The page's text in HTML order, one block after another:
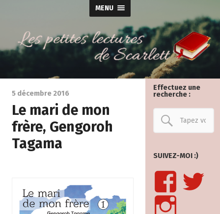
MENU
Effectuez une
recherche :
SUIVEZ-MOI :)
5 décembre 2016
Le mari de mon
frère, Gengoroh
Tagama